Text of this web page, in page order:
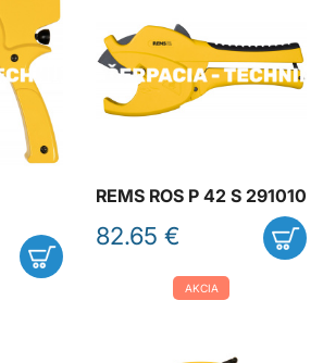
REMS ROS P 42 S 291010
82.65 €
AKCIA